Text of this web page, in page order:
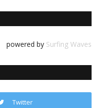
powered by Surfing Waves
Twitter